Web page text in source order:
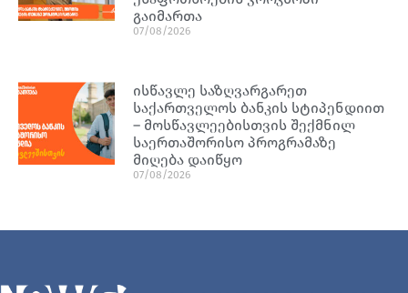
გაიმართა
07/08/2026
ისწავლე საზღვარგარეთ
საქართველოს ბანკის სტიპენდიით
– მოსწავლეებისთვის შექმნილ
საერთაშორისო პროგრამაზე
მიღება დაიწყო
07/08/2026